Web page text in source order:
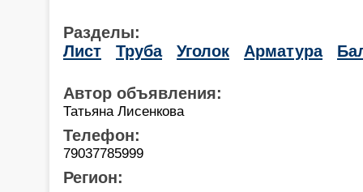
Разделы:
Лист
Труба Уголок Арматура
Автор объявления:
Татьяна Лисенкова
Телефон:
79037785999
Регион: